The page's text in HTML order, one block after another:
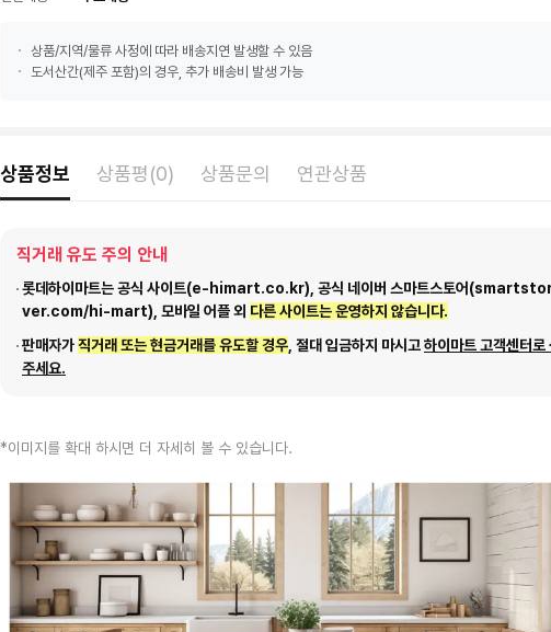
상품/지역/물류 사정에 따라 배송지연 발생할 수 있음
도서산간(제주 포함)의 경우, 추가 배송비 발생 가능
상품정보 상품평(0) 상품문의 연관상품
직거래 유도 주의 안내
롯데하이마트는 공식 사이트(e-himart.co.kr), 공식 네이버 스마트스토어
ver.com/hi-mart), 모바일 어플 외 다른 사이트는 운영하지 않습니다.
판매자가직거래 또는 현금거래를 유도할 경우 , 절대 입금하지 마시고하이마트 고객센터로
주세요.
*이미지를 확대 하시면 더 자세히 볼 수 있습니다.